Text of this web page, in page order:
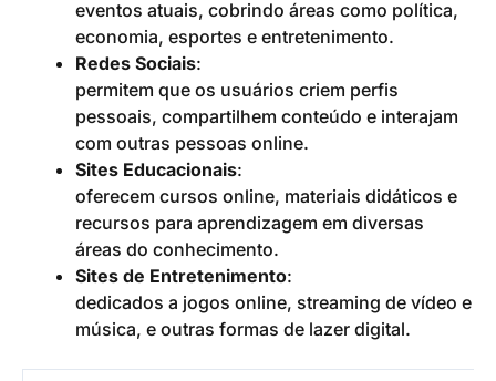
eventos atuais, cobrindo áreas como política,
economia, esportes e entretenimento.
Redes Sociais:
permitem que os usuários criem perfis
pessoais, compartilhem conteúdo e interajam
com outras pessoas online.
Sites Educacionais:
oferecem cursos online, materiais didáticos e
recursos para aprendizagem em diversas
áreas do conhecimento.
Sites de Entretenimento:
dedicados a jogos online, streaming de vídeo e
música, e outras formas de lazer digital.